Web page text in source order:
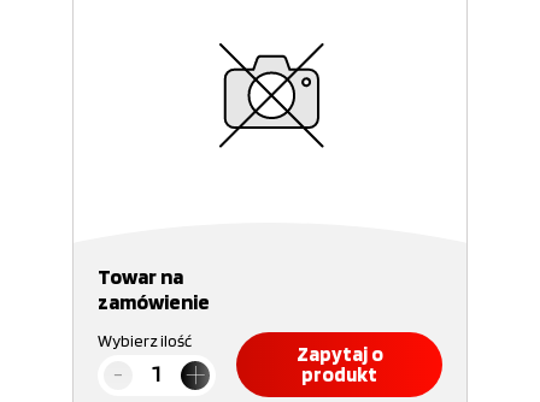
Towar na
zamówienie
Wybierz ilość
Zapytaj o
produkt